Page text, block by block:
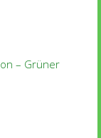
– Grüner